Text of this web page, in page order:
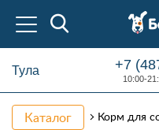
Тула +7
10:00-
Каталог Корм для